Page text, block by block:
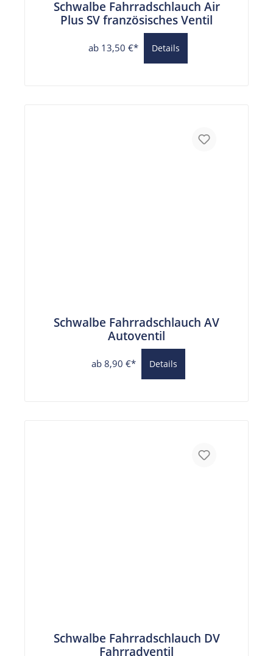
Schwalbe Fahrradschlauch Air
Plus SV französisches Ventil
ab 13,50 €* Details
Schwalbe Fahrradschlauch AV
Autoventil
ab 8,90 €* Details
Schwalbe Fahrradschlauch DV
Fahrradventil